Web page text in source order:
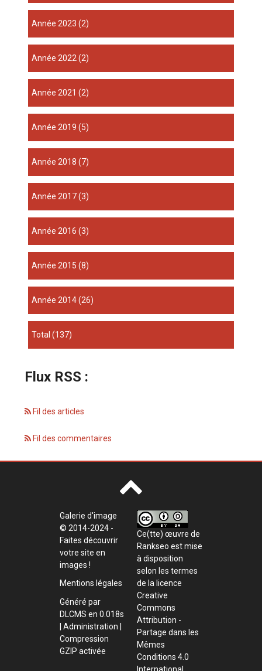
année 2023 (2)
année 2022 (2)
année 2021 (2)
année 2019 (5)
année 2018 (7)
année 2017(3)
année 2016 (3)
année 2015 (8)
année 2014(26)
total(137)
Flux RSS :
Fil des articles
Fil des commentaires
Galerie d'image
© 2014-2024 -
Faites découvrir
votre site en
images !
Mentions légales
Généré par
DLCMS en 0.018s
Administration
Compression
GZIP activée
Ce(tte) œuvre de
Rankseo est mise
à disposition
selon les termes
de la licence
Creative
Commons
Attribution -
Partage dans les
Mêmes
Conditions 4.0
International